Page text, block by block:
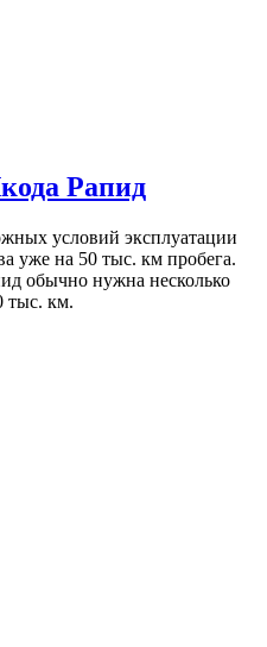
Рапид
условий эксплуатации
уже на 50 тыс. км пробега.
обычно нужна несколько
тыс. км.